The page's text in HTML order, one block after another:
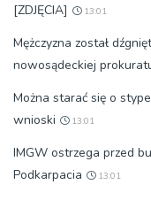
[ZDJĘCIA]
13:01
Mężczyzna został
nowosądeckiej
Można starać się o
wnioski
13:01
IMGW ostrzega przed
Podkarpacia
13:01